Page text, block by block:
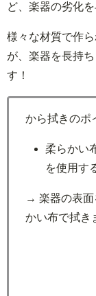
ど、楽器の劣化
様々な材質で作
が、楽器を長持
す！
から拭きのポ
柔らかい
を使用す
→ 楽器の表面
かい布で拭き